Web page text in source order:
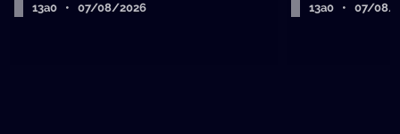
13a0 • 07/08/2026
13a0 • 07/08/